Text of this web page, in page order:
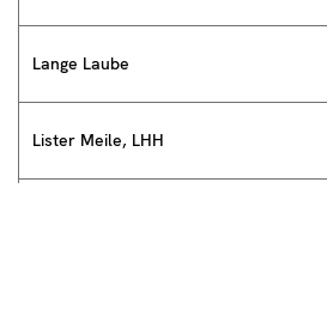
Lange Laube
Lister Meile, LHH